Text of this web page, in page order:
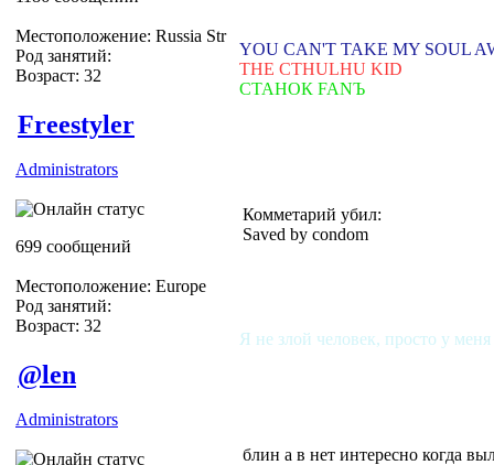
Местоположение: Russia Str
Род занятий:
Возраст: 32
YOU CAN'T TAKE MY SOUL
THE CTHULHU KID
СТАНОК FANЪ
Freestyler
Administrators
699 сообщений
Местоположение: Europe
Род занятий:
Возраст: 32
Комметарий убил:
Saved by condom
Я не злой человек, просто у
@len
Administrators
блин а в нет интересно когда